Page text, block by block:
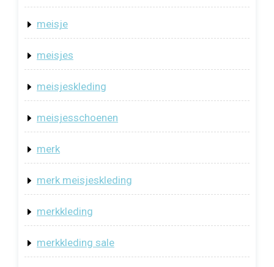
meisje
meisjes
meisjeskleding
meisjesschoenen
merk
merk meisjeskleding
merkkleding
merkkleding sale